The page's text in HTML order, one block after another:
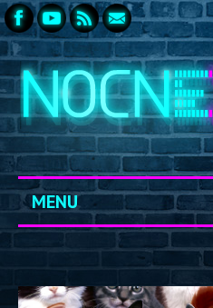
MENU
START
ARCHIWUM